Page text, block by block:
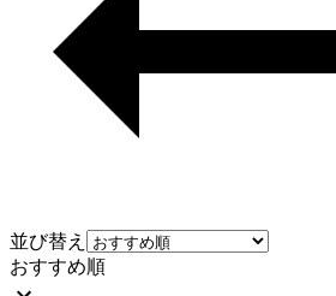
並び替え
おすすめ順